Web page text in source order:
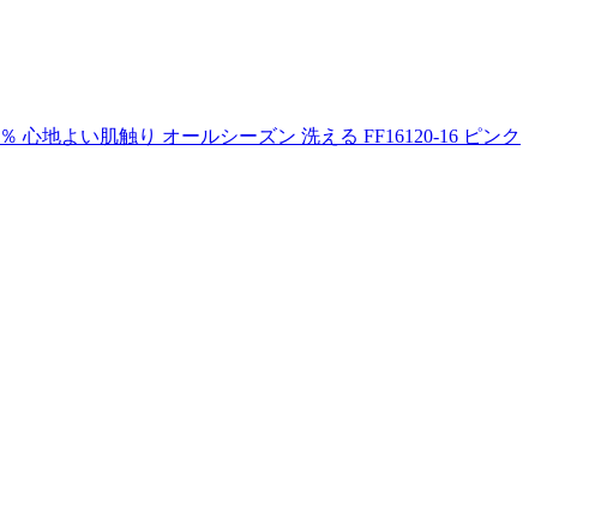
心地よい肌触り オールシーズン 洗える FF16120-16 ピンク